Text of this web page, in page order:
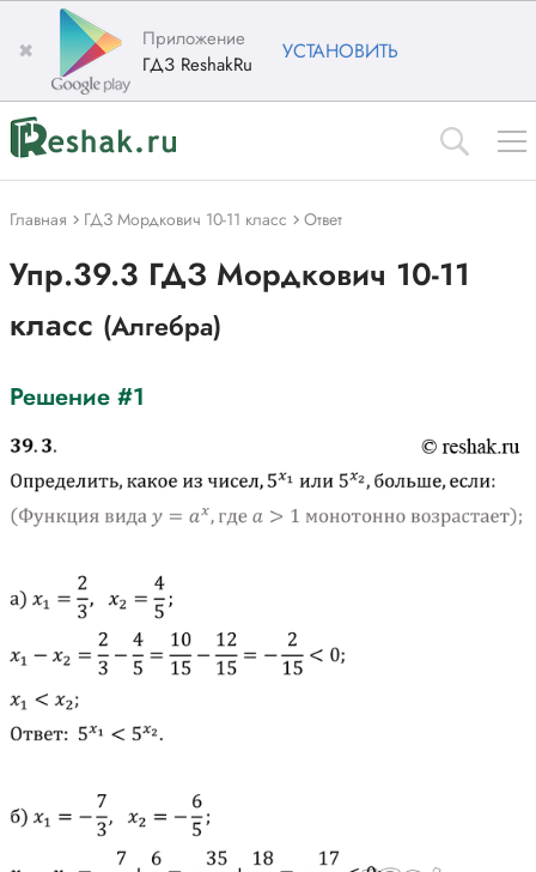
✖
Приложение
ГДЗ ReshakRu
УСТАНОВИТЬ
Главная ГДЗ Мордкович 10-11 класс Ответ
Упр.39.3 ГДЗ Мордкович 10-11
класс (Алгебра)
Решение #1